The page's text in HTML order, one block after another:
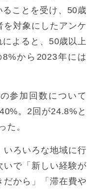
ことを受け、50歳
を対象にしたアンケ
よると、50歳以上
から2023年には
参加回数について
。2回が24.8%と
た。
いろいろな地域に行
いで「新しい経験が
だから」「滞在費や